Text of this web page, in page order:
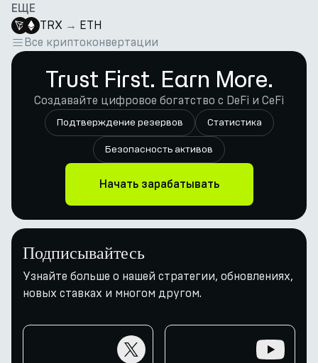
ЕЩЕ
TRX → ETH
Все криптоконвертации
Trust First. Earn More.
Создавайте цифровое богатство с DeFi и CeFi
Подтверждение резервов Статистика
Безопасность активов
Начать зарабатывать
Подписывайтесь
Узнайте больше о нашей стратегии, обновлениях,
новых ставках и многом другом.